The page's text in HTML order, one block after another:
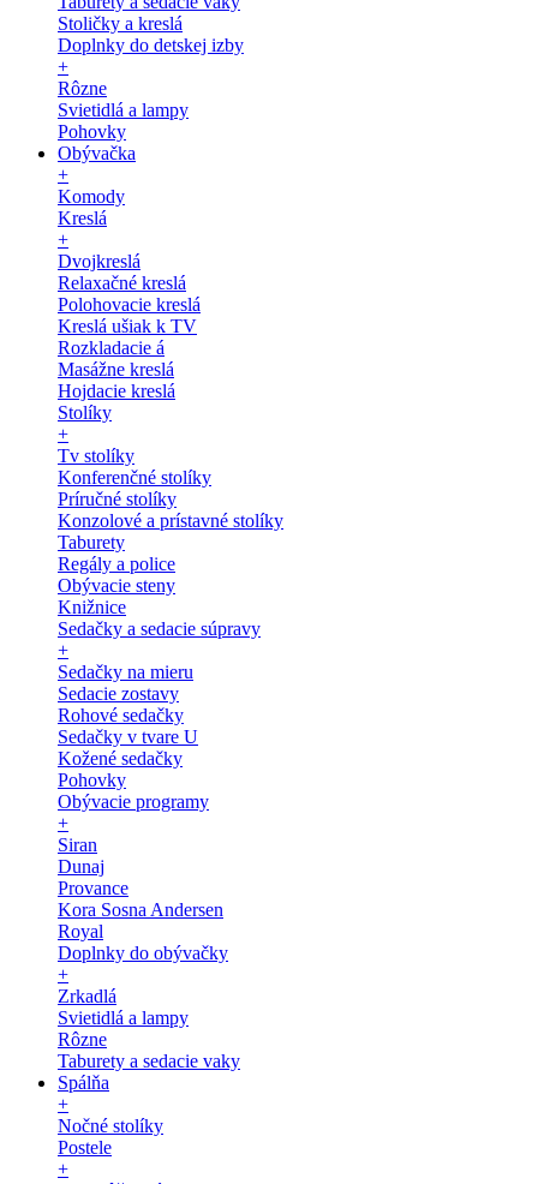
Stoličky a kreslá
Doplnky do detskej izby
+
Rôzne
Svietidlá a lampy
Pohovky
Obývačka
+
Komody
Kreslá
+
Dvojkreslá
Relaxačné kreslá
Polohovacie kreslá
Kreslá ušiak k TV
Rozkladacie á
Masážne kreslá
Hojdacie kreslá
Stolíky
+
Tv stolíky
Konferenčné stolíky
Príručné stolíky
Konzolové a prístavné stolíky
Taburety
Regály a police
Obývacie steny
Knižnice
Sedačky a sedacie súpravy
+
Sedačky na mieru
Sedacie zostavy
Rohové sedačky
Sedačky v tvare U
Kožené sedačky
Pohovky
Obývacie programy
+
Siran
Dunaj
Provance
Kora Sosna Andersen
Royal
Doplnky do obývačky
+
Zrkadlá
Svietidlá a lampy
Rôzne
Taburety a sedacie vaky
Spálňa
+
Nočné stolíky
Postele
+